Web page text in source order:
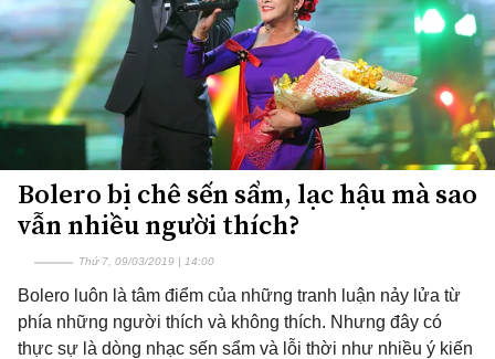
Bolero bị chê sến sẩm, lạc hậu mà sao
vẫn nhiều người thích?
Thứ 7, 09/03/2019 | 14:00
Bolero luôn là tâm điểm của những tranh luận nảy lửa từ
phía những người thích và không thích. Nhưng đây có
thực sự là dòng nhạc sến sẩm và lỗi thời như nhiều ý kiến